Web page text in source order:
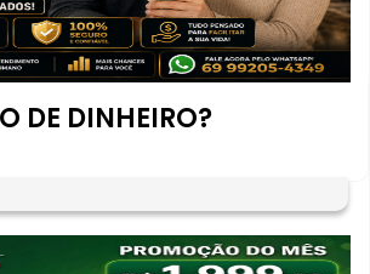
DE DINHEIRO?